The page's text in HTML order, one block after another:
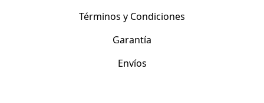
Términos y Condiciones
Garantía
Envíos